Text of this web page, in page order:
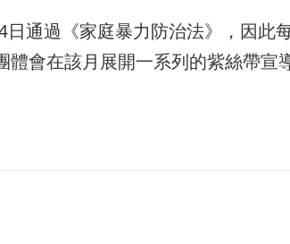
通過《家庭暴力防治法》，因此
體會在該月展開一系列的紫絲帶宣